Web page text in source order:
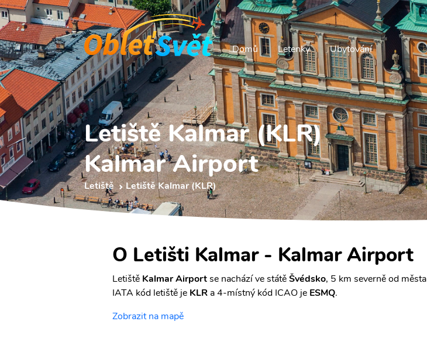
Domů Letenky Ubytování
Letiště Kalmar (KLR)
Kalmar Airport
Letiště Letiště Kalmar (KLR)
O Letišti Kalmar - Kalmar Airport
Letiště Kalmar Airportse nachází ve státěŠvédsko, 5 km severně od města
IATA kód letiště je KLR a 4-místný kód ICAO je ESMQ.
Zobrazit na mapě